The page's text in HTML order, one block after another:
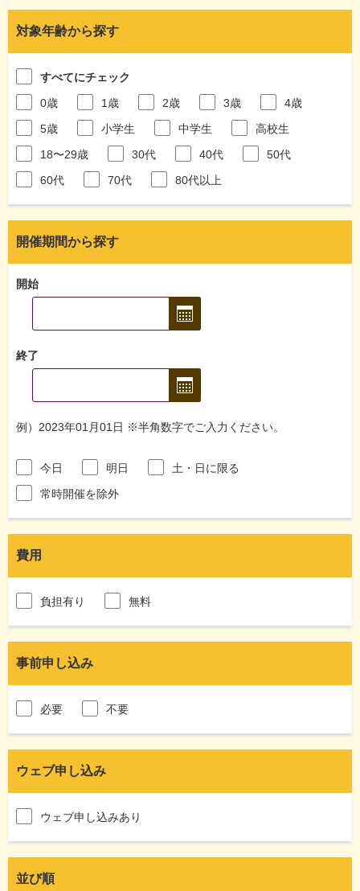
対象年齢から探す
すべてにチェック
0歳
1歳 2歳 3歳
4歳
5歳
小学生 中学生
高校生
18〜29歳
30代 40代
50代
60代
70代 80代以上
開催期間から探す
開始
終了
例）2023年01月01日 ※半角数字でご入力ください。
今日 明日
土・日に限る
常時開催を除外
費用
負担有り 無料
事前申し込み
必要 不要
ウェブ申し込み
ウェブ申し込みあり
並び順